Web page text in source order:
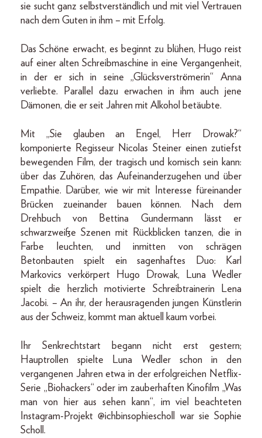
sie sucht ganz selbstverständlich und mit viel Vertrauen
nach dem Guten in ihm – mit Erfolg.
Das Schöne erwacht, es beginnt zu blühen, Hugo reist
auf einer alten Schreibmaschine in eine Vergangenheit,
in der er sich in seine „Glücksverströmerin“ Anna
verliebte. Parallel dazu erwachen in ihm auch jene
Dämonen, die er seit Jahren mit Alkohol betäubte.
Mit „Sie glauben an Engel, Herr Drowak?“
komponierte Regisseur Nicolas Steiner einen zutiefst
bewegenden Film, der tragisch und komisch sein kann:
über das Zuhören, das Aufeinanderzugehen und über
Empathie. Darüber, wie wir mit Interesse füreinander
Brücken zueinander bauen können. Nach dem
Drehbuch von Bettina Gundermann lässt er
schwarzweiße Szenen mit Rückblicken tanzen, die in
Farbe leuchten, und inmitten von schrägen
Betonbauten spielt ein sagenhaftes Duo: Karl
Markovics verkörpert Hugo Drowak, Luna Wedler
spielt die herzlich motivierte Schreibtrainerin Lena
Jacobi. – An ihr, der herausragenden jungen Künstlerin
aus der Schweiz, kommt man aktuell kaum vorbei.
Ihr Senkrechtstart begann nicht erst gestern;
Hauptrollen spielte Luna Wedler schon in den
vergangenen Jahren etwa in der erfolgreichen Netflix-
Serie „Biohackers“ oder im zauberhaften Kinofilm „Was
man von hier aus sehen kann“, im viel beachteten
Instagram-Projekt @ichbinsophiescholl war sie Sophie
Scholl.